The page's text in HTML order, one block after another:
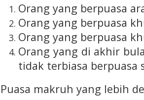
Orang yang berpuasa
Orang yang berpuasa
Orang yang berpuasa
Orang yang di akhir
tidak terbiasa berpuasa
Puasa makruh yang lebih